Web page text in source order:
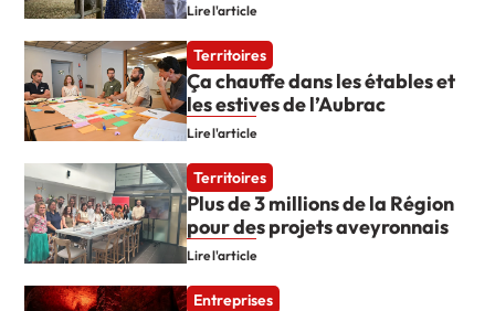
Lire l'article
Territoires
Ça chauffe dans les étables et
les estives de l’Aubrac
Lire l'article
Territoires
Plus de 3 millions de la Région
pour des projets aveyronnais
Lire l'article
Entreprises